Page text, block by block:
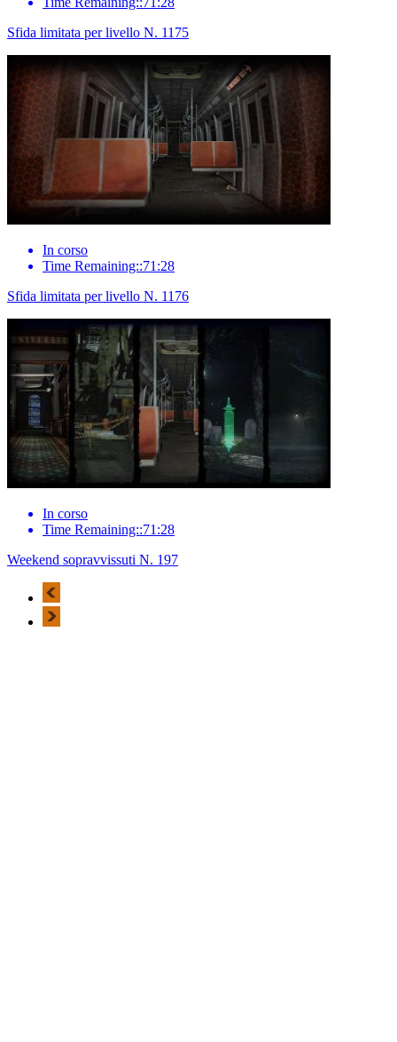
Sfida limitata per livello N. 1175
In corso
Time Remaining::71:28
Sfida limitata per livello N. 1176
In corso
Time Remaining::71:28
Weekend sopravvissuti N. 197